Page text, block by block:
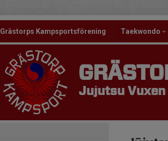
Grästorps Kampsportsförening Taekwondo
Jujutsu Vuxen